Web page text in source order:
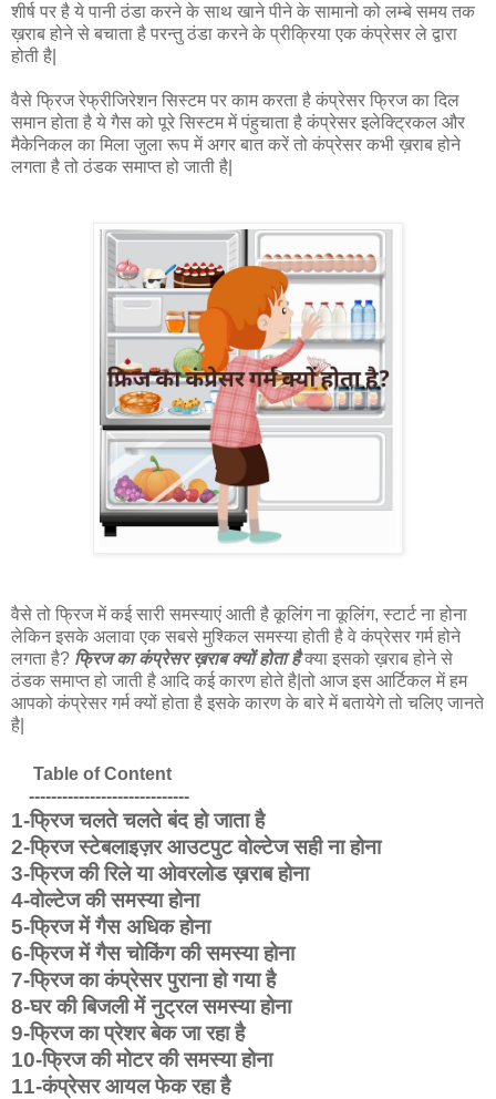
शीर्ष पर है ये पानी ठंडा करने के साथ खाने पीने के सामानो को लम्बे समय तक
ख़राब होने से बचाता है परन्तु ठंडा करने के प्रीक्रिया एक कंप्रेसर ले द्वारा
होती है|
वैसे फ्रिज रेफ्रीजिरेशन सिस्टम पर काम करता है कंप्रेसर फ्रिज का दिल
समान होता है ये गैस को पूरे सिस्टम में पंहुचाता है कंप्रेसर इलेक्ट्रिकल और
मैकेनिकल का मिला जुला रूप में अगर बात करें तो कंप्रेसर कभी ख़राब होने
लगता है तो ठंडक समाप्त हो जाती है|
वैसे तो फ्रिज में कई सारी समस्याएं आती है कूलिंग ना कूलिंग, स्टार्ट ना होना
लेकिन इसके अलावा एक सबसे मुश्किल समस्या होती है वे कंप्रेसर गर्म होने
लगता है? फ्रिज का कंप्रेसर ख़राब क्यों होता हैक्या इसको ख़राब होने से
ठंडक समाप्त हो जाती है आदि कई कारण होते है|तो आज इस आर्टिकल में हम
आपको कंप्रेसर गर्म क्यों होता है इसके कारण के बारे में बतायेगे तो चलिए जानते
है|
Table of Content
-----------------------------
1-फ्रिज चलते चलते बंद हो जाता है
2-फ्रिज स्टेबलाइज़र आउटपुट वोल्टेज सही ना होना
3-फ्रिज की रिले या ओवरलोड ख़राब होना
4-वोल्टेज की समस्या होना
5-फ्रिज में गैस अधिक होना
6-फ्रिज में गैस चोकिंग की समस्या होना
7-फ्रिज का कंप्रेसर पुराना हो गया है
8-घर की बिजली में नुट्रल समस्या होना
9-फ्रिज का प्रेशर बेक जा रहा है
10-फ्रिज की मोटर की समस्या होना
11-कंप्रेसर आयल फेक रहा है